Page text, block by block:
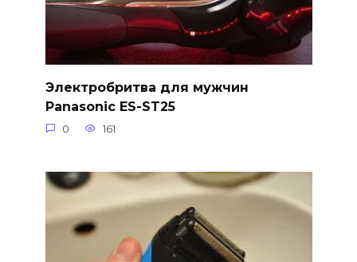
Электробритва для мужчин
Panasonic ES-ST25
0 161